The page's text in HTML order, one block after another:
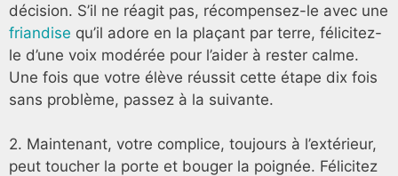
décision. S’il ne réagit pas, récompensez-le avec une
friandise qu’il adore en la plaçant par terre, félicitez-
le d’une voix modérée pour l’aider à rester calme.
Une fois que votre élève réussit cette étape dix fois
sans problème, passez à la suivante.
2. Maintenant, votre complice, toujours à l’extérieur,
peut toucher la porte et bouger la poignée. Félicitez